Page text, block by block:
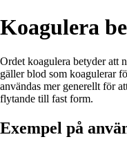
Koagulera
Ordet koagulera betyder att
gäller blod som koagulerar
användas mer generellt för
flytande till fast form.
Exempel på